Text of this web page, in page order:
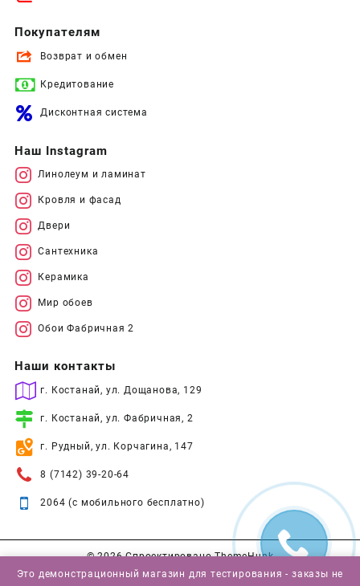
Покупателям
Возврат и обмен
Кредитование
Дисконтная система
Наш Instagram
Линолеум и ламинат
Кровля и фасад
Двери
Сантехника
Керамика
Мир обоев
Обои Фабричная 2
Наши контакты
г. Костанай, ул. Дощанова, 129
г. Костанай, ул. Фабричная, 2
г. Рудный, ул. Корчагина, 147
8 (7142) 39-20-64
2064 (с мобильного бесплатно)
© 2026Спроектировано ThemeHunk
Это демонстрационный магазин для тестирования - заказы не